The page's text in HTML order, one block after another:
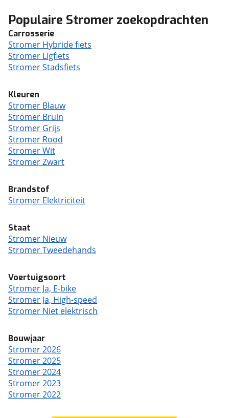
Populaire Stromer zoekopdrachten
Carrosserie
Stromer Hybride fiets
Stromer Ligfiets
Stromer Stadsfiets
Kleuren
Stromer Blauw
Stromer Bruin
Stromer Grijs
Stromer Rood
Stromer Wit
Stromer Zwart
Brandstof
Stromer Elektriciteit
Staat
Stromer Nieuw
Stromer Tweedehands
Voertuigsoort
Stromer Ja, E-bike
Stromer Ja, High-speed
Stromer Niet elektrisch
Bouwjaar
Stromer 2026
Stromer 2025
Stromer 2024
Stromer 2023
Stromer 2022